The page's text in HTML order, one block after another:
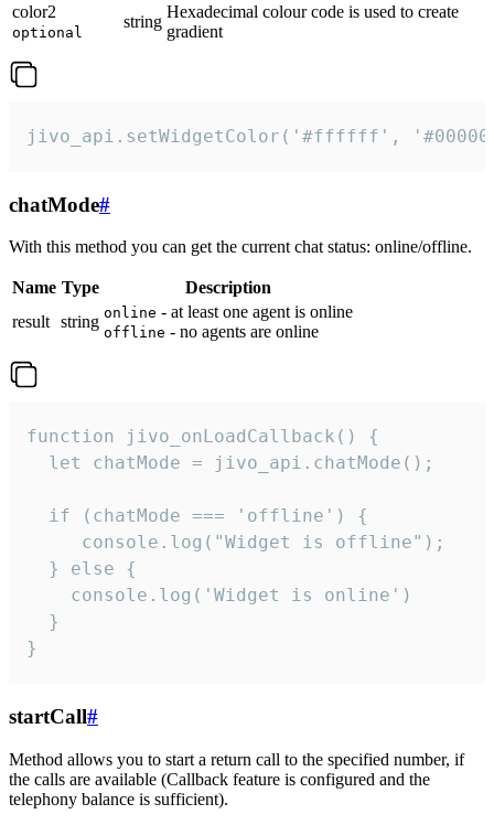
color2
optional
string
Hexadecimal colour code is used to create
gradient
jivo_api.setWidgetColor('#ffffff',
chatMode#
With this method you can get the current chat status: online/offline.
Name Type
Description
result string online - at least one agent is online
offline - no agents are online
function jivo_onLoadCallback() {
  let chatMode = jivo_api.chatMode();
  if (chatMode === 'offline') {
     console.log("Widget is offline");
  } else {
    console.log('Widget is online')
  }
}
startCall#
Method allows you to start a return call to the specified number, if
the calls are available (Callback feature is configured and the
telephony balance is sufficient).